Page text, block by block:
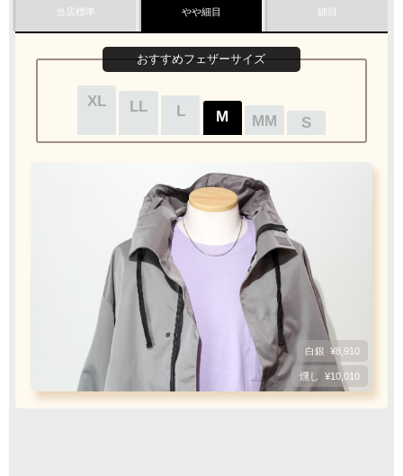
フェザーもチェーンも選びたい
1枚目 2枚目 チェーン
ラッピング
1商品¥1,100
最適なケースで
お届けします
コレクト／カード決済
『お支払い手続き』のリンクから
カード情報をご入力下さい
Q&A
ご利用回数
ご利用限度額
1回のお買い物
¥300,000迄
当店標準
おすすめフェザーサイズ
LL L M MM S
やや細目
おすすめフェザーサイズ
XL LL L M MM S
白銀 ¥8,910
燻し ¥10,010
細目